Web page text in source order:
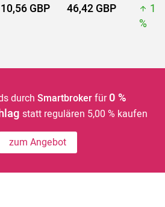
GBP 46,42 GBP
%
durch Smartbrokerfür 0 %
statt regulären 5,00 % kaufen
zum Angebot